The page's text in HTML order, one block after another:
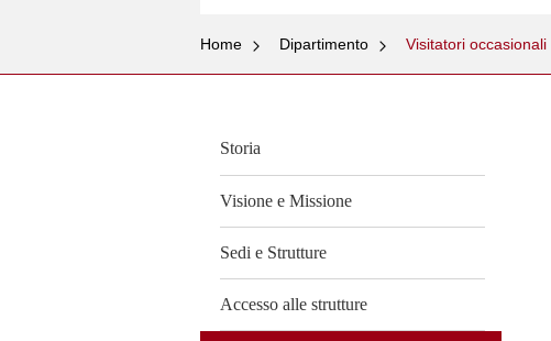
Home Dipartimento Visitatori occasionali
Storia
Visione e Missione
Sedi e Strutture
Accesso alle strutture